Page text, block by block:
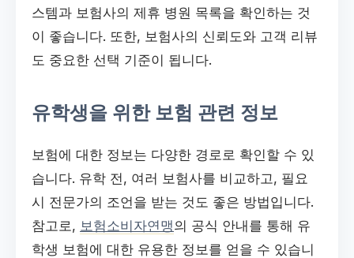
스템과 보험사의 제휴 병원 목록을 확인하는 것
이 좋습니다. 또한, 보험사의 신뢰도와 고객 리뷰
도 중요한 선택 기준이 됩니다.
유학생을 위한 보험 관련 정보
보험에 대한 정보는 다양한 경로로 확인할 수 있
습니다. 유학 전, 여러 보험사를 비교하고, 필요
시 전문가의 조언을 받는 것도 좋은 방법입니다.
참고로, 보험소비자연맹의 공식 안내를 통해 유
학생 보험에 대한 유용한 정보를 얻을 수 있습니